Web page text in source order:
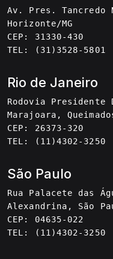
Av. Pres. Tancredo
Horizonte/MG
CEP: 31330-430
TEL: (31)3528-5801
Rio de Janeiro
Rodovia
Marajoara,
CEP: 26373-320
TEL: (11)4302-3250
São Paulo
Rua Palacete das
Alexandrina, São
CEP: 04635-022
TEL: (11)4302-3250